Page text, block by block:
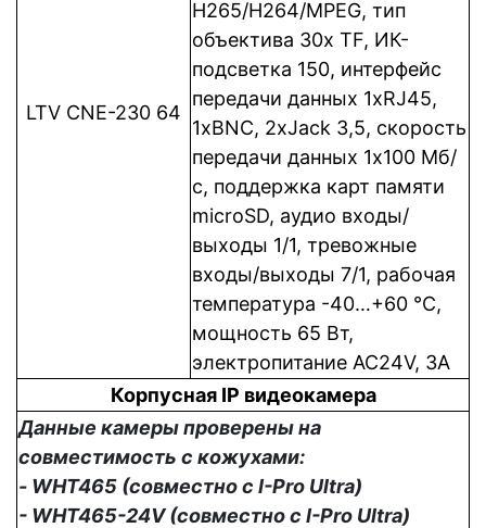
LTV CNE-230 64
Н265/H264/MPEG, тип
объектива 30х TF, ИК-
подсветка 150, интерфейс
передачи данных 1xRJ45,
1xBNC, 2xJack 3,5, cкорость
передачи данных 1x100 Мб/
с, поддержка карт памяти
microSD, аудио входы/
выходы 1/1, тревожные
входы/выходы 7/1, рабочая
температура -40…+60 °C,
мощность 65 Вт,
электропитание AC24V, 3A
Корпусная IP видеокамера
Данные камеры проверены на
совместимость с кожухами:
- WHT465 (совместно с I-Pro Ultra)
- WHT465-24V (совместно с I-Pro Ultra)